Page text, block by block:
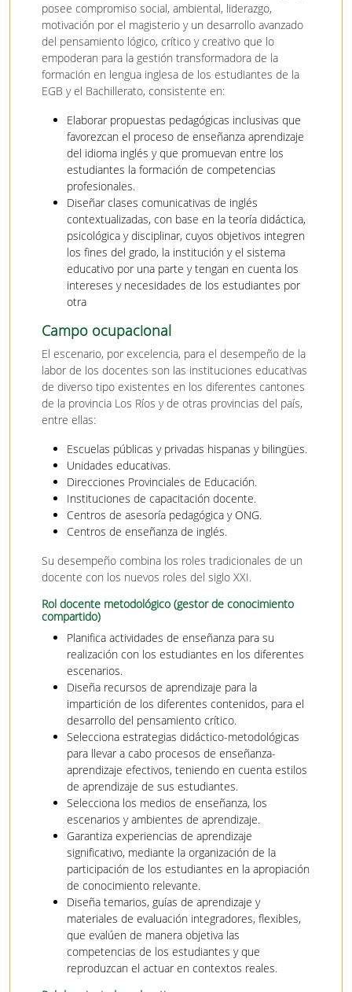
posee compromiso social, ambiental, liderazgo,
motivación por el magisterio y un desarrollo avanzado
del pensamiento lógico, crítico y creativo que lo
empoderan para la gestión transformadora de la
formación en lengua inglesa de los estudiantes de la
EGB y el Bachillerato, consistente en:
Elaborar propuestas pedagógicas inclusivas que
favorezcan el proceso de enseñanza aprendizaje
del idioma inglés y que promuevan entre los
estudiantes la formación de competencias
profesionales.
Diseñar clases comunicativas de inglés
contextualizadas, con base en la teoría didáctica,
psicológica y disciplinar, cuyos objetivos integren
los fines del grado, la institución y el sistema
educativo por una parte y tengan en cuenta los
intereses y necesidades de los estudiantes por
otra
Campo ocupacional
El escenario, por excelencia, para el desempeño de la
labor de los docentes son las instituciones educativas
de diverso tipo existentes en los diferentes cantones
de la provincia Los Ríos y de otras provincias del país,
entre ellas:
Escuelas públicas y privadas hispanas y bilingües.
Unidades educativas.
Direcciones Provinciales de Educación.
Instituciones de capacitación docente.
Centros de asesoría pedagógica y ONG.
Centros de enseñanza de inglés.
Su desempeño combina los roles tradicionales de un
docente con los nuevos roles del siglo XXI.
Rol docente metodológico (gestor de conocimiento
compartido)
Planifica actividades de enseñanza para su
realización con los estudiantes en los diferentes
escenarios.
Diseña recursos de aprendizaje para la
impartición de los diferentes contenidos, para el
desarrollo del pensamiento crítico.
Selecciona estrategias didáctico-metodológicas
para llevar a cabo procesos de enseñanza-
aprendizaje efectivos, teniendo en cuenta estilos
de aprendizaje de sus estudiantes.
Selecciona los medios de enseñanza, los
escenarios y ambientes de aprendizaje.
Garantiza experiencias de aprendizaje
significativo, mediante la organización de la
participación de los estudiantes en la apropiación
de conocimiento relevante.
Diseña temarios, guías de aprendizaje y
materiales de evaluación integradores, flexibles,
que evalúen de manera objetiva las
competencias de los estudiantes y que
reproduzcan el actuar en contextos reales.